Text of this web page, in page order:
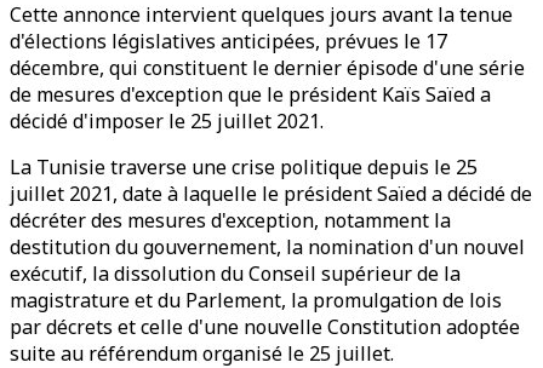
Cette annonce intervient quelques jours avant la tenue
d'élections législatives anticipées, prévues le 17
décembre, qui constituent le dernier épisode d'une série
de mesures d'exception que le président Kaïs Saïed a
décidé d'imposer le 25 juillet 2021.
La Tunisie traverse une crise politique depuis le 25
juillet 2021, date à laquelle le président Saïed a décidé de
décréter des mesures d'exception, notamment la
destitution du gouvernement, la nomination d'un nouvel
exécutif, la dissolution du Conseil supérieur de la
magistrature et du Parlement, la promulgation de lois
par décrets et celle d'une nouvelle Constitution adoptée
suite au référendum organisé le 25 juillet.